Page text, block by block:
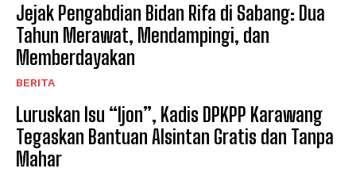
Jejak Pengabdian Bidan Rifa di Sabang: Dua
Tahun Merawat, Mendampingi, dan
Memberdayakan
BERITA
Luruskan Isu “Ijon”, Kadis DPKPP Karawang
Tegaskan Bantuan Alsintan Gratis dan Tanpa
Mahar